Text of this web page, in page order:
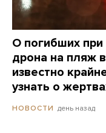
О погибших при
дрона на пляж
известно
узнать о
НОВОСТИ день назад